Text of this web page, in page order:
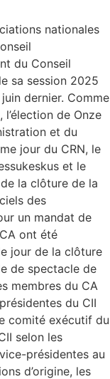
nationales
du Conseil
sa session 2025
dernier. Comme
l’élection de Onze
et du
jour du CRN, le
et le
la clôture de la
des
un mandat de
ont été
jour de la clôture
de spectacle de
membres du CA
du CII
comité exécutif du
selon les
présidentes au
d’origine, les